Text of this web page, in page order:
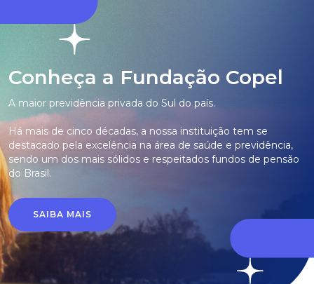
Conheça a Fundação Copel
A maior previdência privada do Sul do país.
Há mais de cinco décadas, a nossa instituição tem se
destacado pela excelência na área de saúde e previdência,
sendo um dos mais sólidos e respeitados fundos de pensão
do Brasil.
SAIBA MAIS